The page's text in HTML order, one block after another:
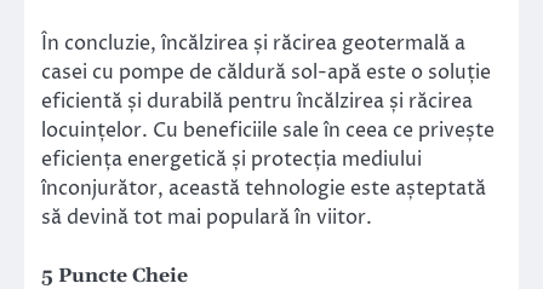
În concluzie, încălzirea și răcirea geotermală a
casei cu pompe de căldură sol-apă este o soluție
eficientă și durabilă pentru încălzirea și răcirea
locuințelor. Cu beneficiile sale în ceea ce privește
eficiența energetică și protecția mediului
înconjurător, această tehnologie este așteptată
să devină tot mai populară în viitor.
5 Puncte Cheie